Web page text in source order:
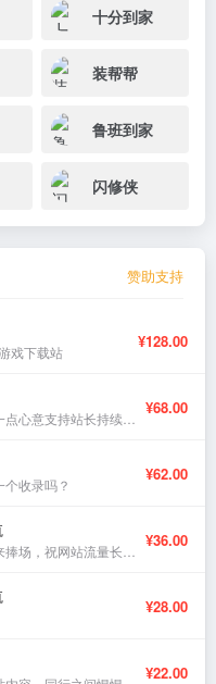
十分到家
装帮帮
鲁班到家
闪修侠
赞助支持
戏下载站
¥128.00
¥68.00
收录吗？
¥62.00
¥36.00
¥28.00
¥22.00